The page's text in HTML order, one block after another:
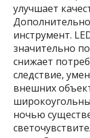
улучшает
инструмент.
значительно
снижает
следствие,
внешних
ночью